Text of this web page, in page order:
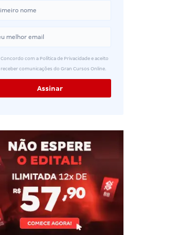
Concordo com a Política de Privacidade e aceito
receber comunicações do Gran Cursos Online.